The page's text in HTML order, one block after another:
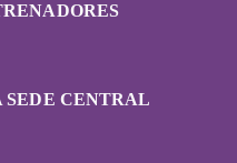
SEDE CENTRAL